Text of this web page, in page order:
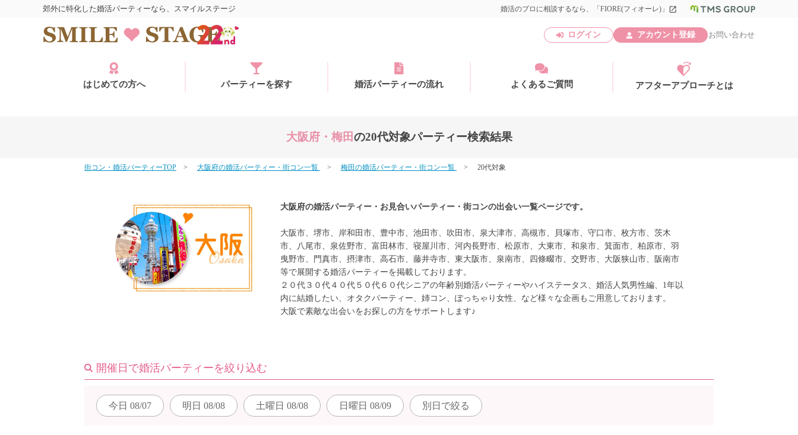
はじめての方へ
婚活パーティーの流れ
郊外に特化した婚活パーティーなら、スマイルステージ 婚活のプロに相談するなら、「FIORE(フィオーレ)」 launch
ログイン アカウント登録 お問い合わせ
はじめての方へ パーティーを探す 婚活パーティーの流れ よくあるご質問 アフターアプローチとは
大阪府・梅田の20代対象パーティー検索結果
街コン・婚活パーティーTOP 大阪府の婚活パーティー・街コン一覧 梅田の婚活パーティー・街コン一覧 20代対象
大阪府の婚活パーティー・お見合いパーティー・街コンの出会い一覧ページです。
大阪市、堺市、岸和田市、豊中市、池田市、吹田市、泉大津市、高槻市、貝塚市、守口市、枚方市、茨木
市、八尾市、泉佐野市、富田林市、寝屋川市、河内長野市、松原市、大東市、和泉市、箕面市、柏原市、羽
曳野市、門真市、摂津市、高石市、藤井寺市、東大阪市、泉南市、四條畷市、交野市、大阪狭山市、阪南市
等で展開する婚活パーティーを掲載しております。
２０代３０代４０代５０代６０代シニアの年齢別婚活パーティーやハイステータス、婚活人気男性編、1年以
内に結婚したい、オタクパーティー、姉コン、ぽっちゃり女性、など様々な企画もご用意しております。
大阪で素敵な出会いをお探しの方をサポートします♪
開催日で婚活パーティーを絞り込む
今日 08/07 明日 08/08 土曜日 08/08 日曜日 08/09 別日で絞る